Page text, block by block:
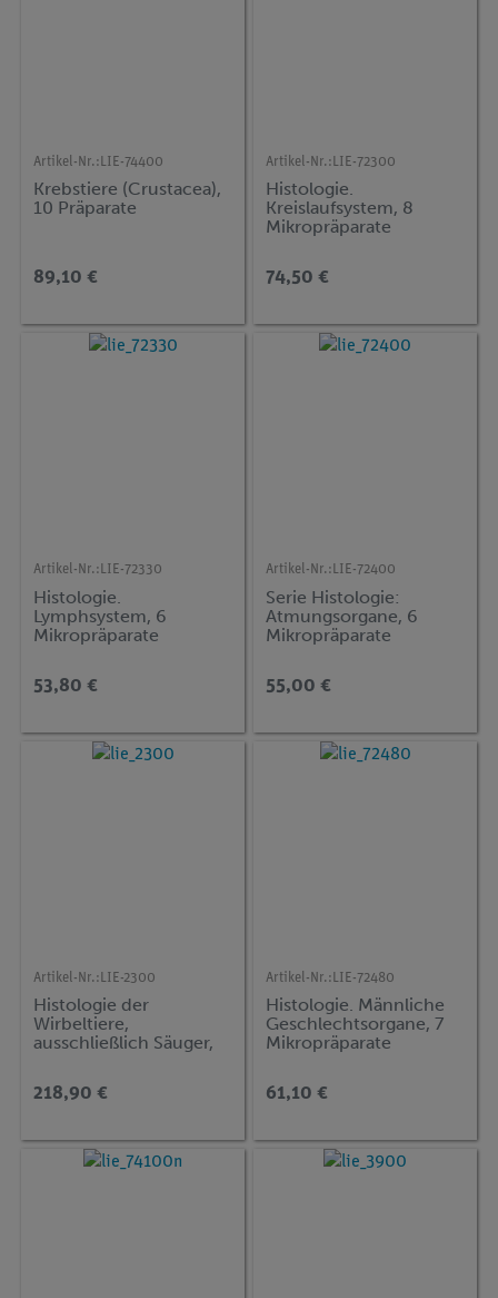
Artikel-Nr.: LIE-74400
Krebstiere (Crustacea),
10 Präparate
89,10 €
Artikel-Nr.: LIE-72300
Histologie.
Kreislaufsystem, 8
Mikropräparate
74,50 €
Artikel-Nr.: LIE-72330
Histologie.
Lymphsystem, 6
Mikropräparate
53,80 €
Artikel-Nr.: LIE-72400
Serie Histologie:
Atmungsorgane, 6
Mikropräparate
55,00 €
Artikel-Nr.: LIE-2300
Histologie der
Wirbeltiere,
ausschließlich Säuger,
218,90 €
Artikel-Nr.: LIE-72480
Histologie. Männliche
Geschlechtsorgane, 7
Mikropräparate
61,10 €